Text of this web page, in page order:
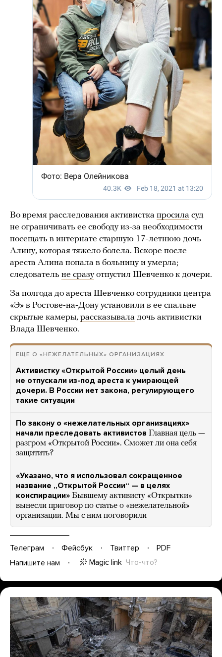
Во время расследования активистка просила суд
не ограничивать ее свободу из-за необходимости
посещать в интернате старшую 17-летнюю дочь
Алину, которая тяжело болела. Вскоре после
ареста Алина попала в больницу и умерла;
следователь не сразуотпустил Шевченко к дочери.
За полгода до ареста Шевченко сотрудники центра
«Э» в Ростове-на-Дону установили в ее спальне
скрытые камеры, рассказывала дочь активистки
Влада Шевченко.
ЕЩЕ О «НЕЖЕЛАТЕЛЬНЫХ» ОРГАНИЗАЦИЯХ
Активистку «Открытой России» целый день
не отпускали из-под ареста к умирающей
дочери. В России нет закона, регулирующего
такие ситуации
По закону о «нежелательных организациях»
начали преследовать активистов Главная цель —
разгром «Открытой России». Сможет ли она себя
защитить?
«Указано, что я использовал сокращенное
название „Открытой России“ — в целях
конспирации» Бывшему активисту «Открытки»
вынесли приговор по статье о «нежелательной»
организации. Мы с ним поговорили
Телеграм Фейсбук Твиттер
PDF
Напишите нам
Magic link Что-что?